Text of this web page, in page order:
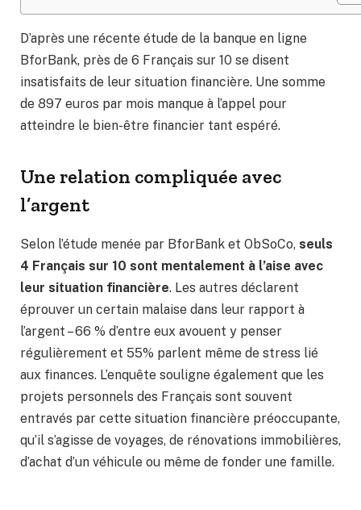
D’après une récente étude de la banque en ligne
BforBank, près de 6 Français sur 10 se disent
insatisfaits de leur situation financière. Une somme
de 897 euros par mois manque à l’appel pour
atteindre le bien-être financier tant espéré.
Une relation compliquée avec
l’argent
Selon l’étude menée par BforBank et ObSoCo, seuls
4 Français sur 10 sont mentalement à l’aise avec
leur situation financière. Les autres déclarent
éprouver un certain malaise dans leur rapport à
l’argent – 66 % d’entre eux avouent y penser
régulièrement et 55% parlent même de stress lié
aux finances. L’enquête souligne également que les
projets personnels des Français sont souvent
entravés par cette situation financière préoccupante,
qu’il s’agisse de voyages, de rénovations immobilières,
d’achat d’un véhicule ou même de fonder une famille.